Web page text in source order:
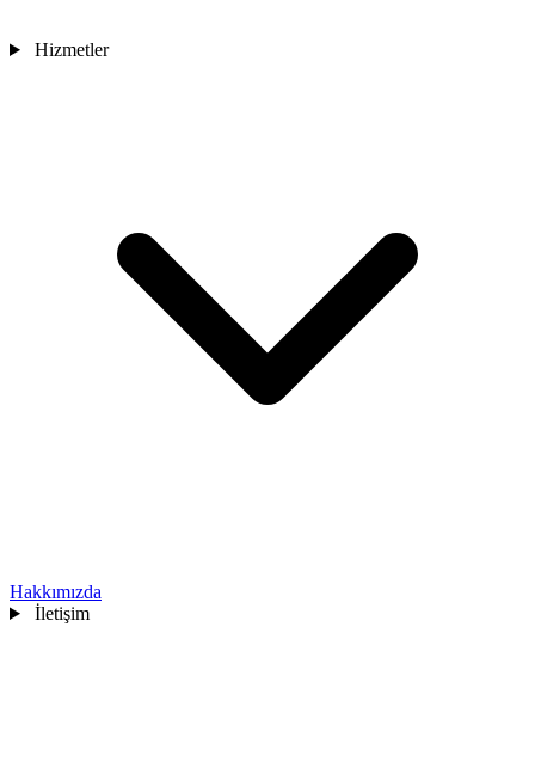
Hizmetler
Hakkımızda
İletişim